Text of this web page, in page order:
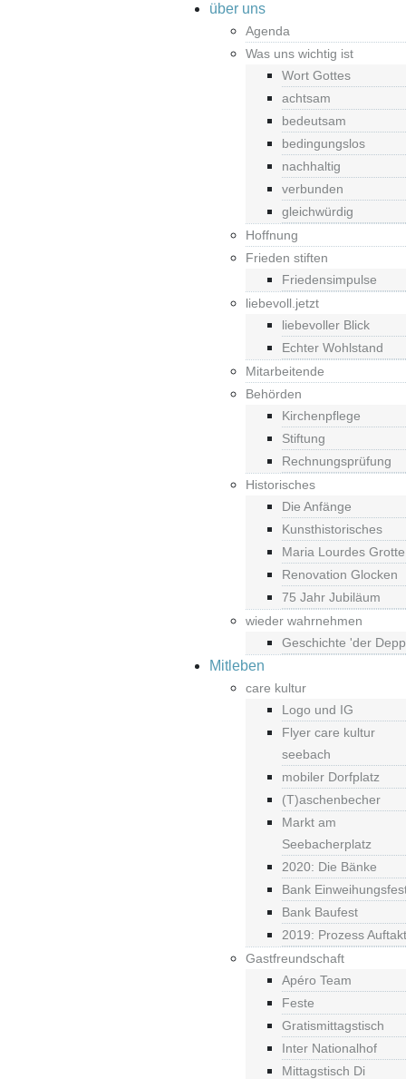
über uns
Agenda
Was uns wichtig ist
Wort Gottes
achtsam
bedeutsam
bedingungslos
nachhaltig
verbunden
gleichwürdig
Hoffnung
Frieden stiften
Friedensimpulse
liebevoll.jetzt
liebevoller Blick
Echter Wohlstand
Mitarbeitende
Behörden
Kirchenpflege
Stiftung
Rechnungsprüfung
Historisches
Die Anfänge
Kunsthistorisches
Maria Lourdes Grotte
Renovation Glocken
75 Jahr Jubiläum
wieder wahrnehmen
Geschichte 'der
Mitleben
care kultur
Logo und IG
Flyer care kultur
seebach
mobiler Dorfplatz
(T)aschenbecher
Markt am
Seebacherplatz
2020: Die Bänke
Bank
Bank Baufest
2019: Prozess Auftakt
Gastfreundschaft
Apéro Team
Feste
Gratismittagstisch
Inter Nationalhof
Mittagstisch Di